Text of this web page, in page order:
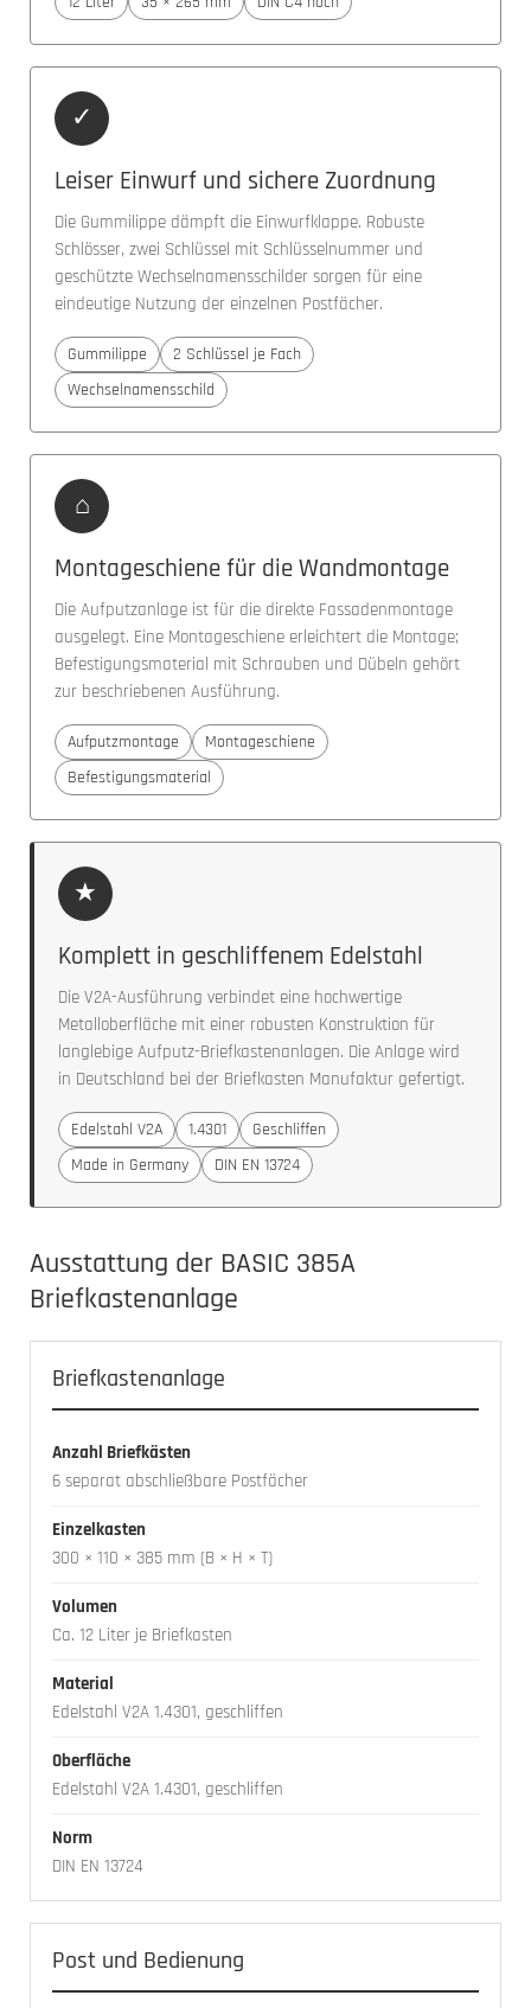
✓
Leiser Einwurf und sichere Zuordnung
Die Gummilippe dämpft die Einwurfklappe. Robuste
Schlösser, zwei Schlüssel mit Schlüsselnummer und
geschützte Wechselnamensschilder sorgen für eine
eindeutige Nutzung der einzelnen Postfächer.
Gummilippe
2 Schlüssel je Fach
Wechselnamensschild
⌂
Montageschiene für die Wandmontage
Die Aufputzanlage ist für die direkte Fassadenmontage
ausgelegt. Eine Montageschiene erleichtert die Montage;
Befestigungsmaterial mit Schrauben und Dübeln gehört
zur beschriebenen Ausführung.
Aufputzmontage
Montageschiene
Befestigungsmaterial
★
Komplett in geschliffenem Edelstahl
Die V2A-Ausführung verbindet eine hochwertige
Metalloberfläche mit einer robusten Konstruktion für
langlebige Aufputz-Briefkastenanlagen. Die Anlage wird
in Deutschland bei der Briefkasten Manufaktur gefertigt.
Edelstahl V2A 1.4301
Geschliffen
Made in Germany
DIN EN 13724
Ausstattung der BASIC 385A
Briefkastenanlage
Briefkastenanlage
Anzahl Briefkästen
6 separat abschließbare Postfächer
Einzelkasten
300 × 110 × 385 mm (B × H × T)
Volumen
Ca. 12 Liter je Briefkasten
Material
Edelstahl V2A 1.4301, geschliffen
Oberfläche
Edelstahl V2A 1.4301, geschliffen
Norm
DIN EN 13724
Post und Bedienung